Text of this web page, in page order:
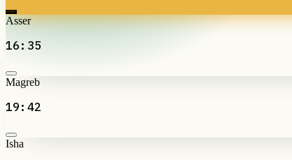
Asser
16:35
Magreb
19:42
Isha